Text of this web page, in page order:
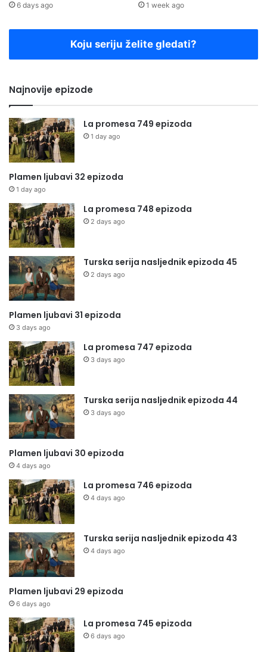
6 days ago 1 week ago
Koju seriju želite gledati?
Najnovije epizode
La promesa 749 epizoda
1 day ago
Plamen ljubavi 32 epizoda
1 day ago
La promesa 748 epizoda
2 days ago
Turska serija nasljednik epizoda 45
2 days ago
Plamen ljubavi 31 epizoda
3 days ago
La promesa 747 epizoda
3 days ago
Turska serija nasljednik epizoda 44
3 days ago
Plamen ljubavi 30 epizoda
4 days ago
La promesa 746 epizoda
4 days ago
Turska serija nasljednik epizoda 43
4 days ago
Plamen ljubavi 29 epizoda
6 days ago
La promesa 745 epizoda
6 days ago